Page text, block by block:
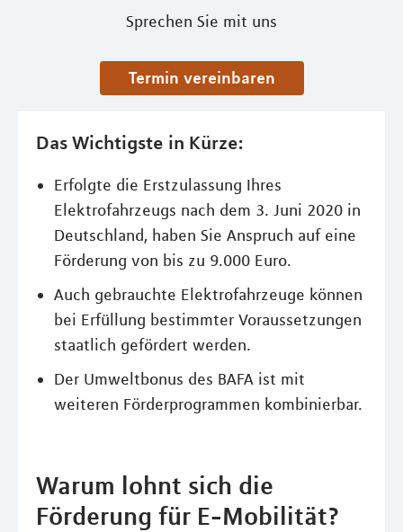
Sprechen Sie mit uns
Termin vereinbaren
Das Wichtigste in Kürze:
Erfolgte die Erstzulassung Ihres
Elektrofahrzeugs nach dem 3. Juni 2020 in
Deutschland, haben Sie Anspruch auf eine
Förderung von bis zu 9.000 Euro.
Auch gebrauchte Elektrofahrzeuge können
bei Erfüllung bestimmter Voraussetzungen
staatlich gefördert werden.
Der Umweltbonus des BAFA ist mit
weiteren Förderprogrammen kombinierbar.
Warum lohnt sich die
Förderung für E-Mobilität?